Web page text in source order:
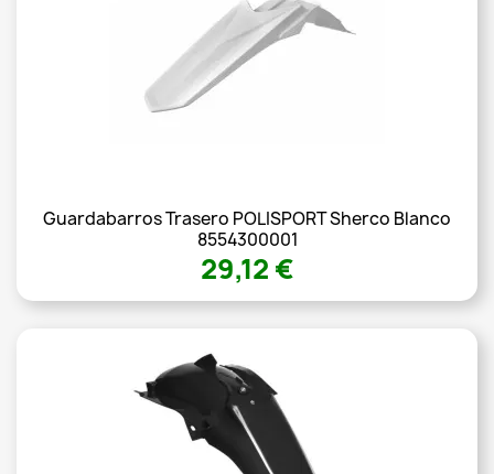
Guardabarros Trasero POLISPORT Sherco Blanco
8554300001
29,12 €